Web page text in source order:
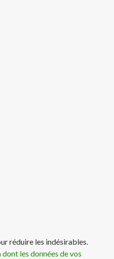
réduire les indésirables.
les données de vos